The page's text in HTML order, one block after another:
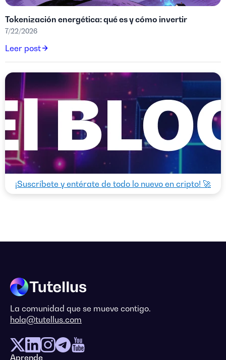
Tokenización energética: qué es y cómo invertir
7/22/2026
Leer post
¡Suscríbete y entérate de todo lo nuevo en cripto! 🚀
La comunidad que se mueve contigo.
hola@tutellus.com
Aprende